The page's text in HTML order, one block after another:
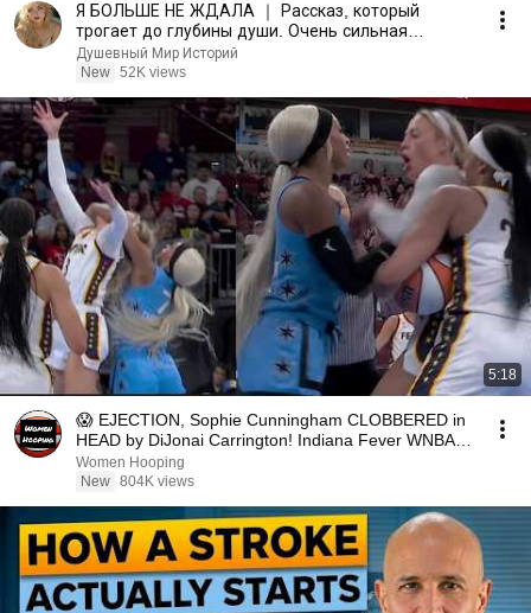
Я БОЛЬШЕ НЕ ЖДАЛА ｜ Рассказ, который
трогает до глубины души. Очень сильная
история ｜ Аудио рассказ
Душевный Мир Историй
New 52K views
5:18
😱 EJECTION, Sophie Cunningham CLOBBERED in
HEAD by DiJonai Carrington! Indiana Fever WNBA
basketball
Women Hooping
New 804K views